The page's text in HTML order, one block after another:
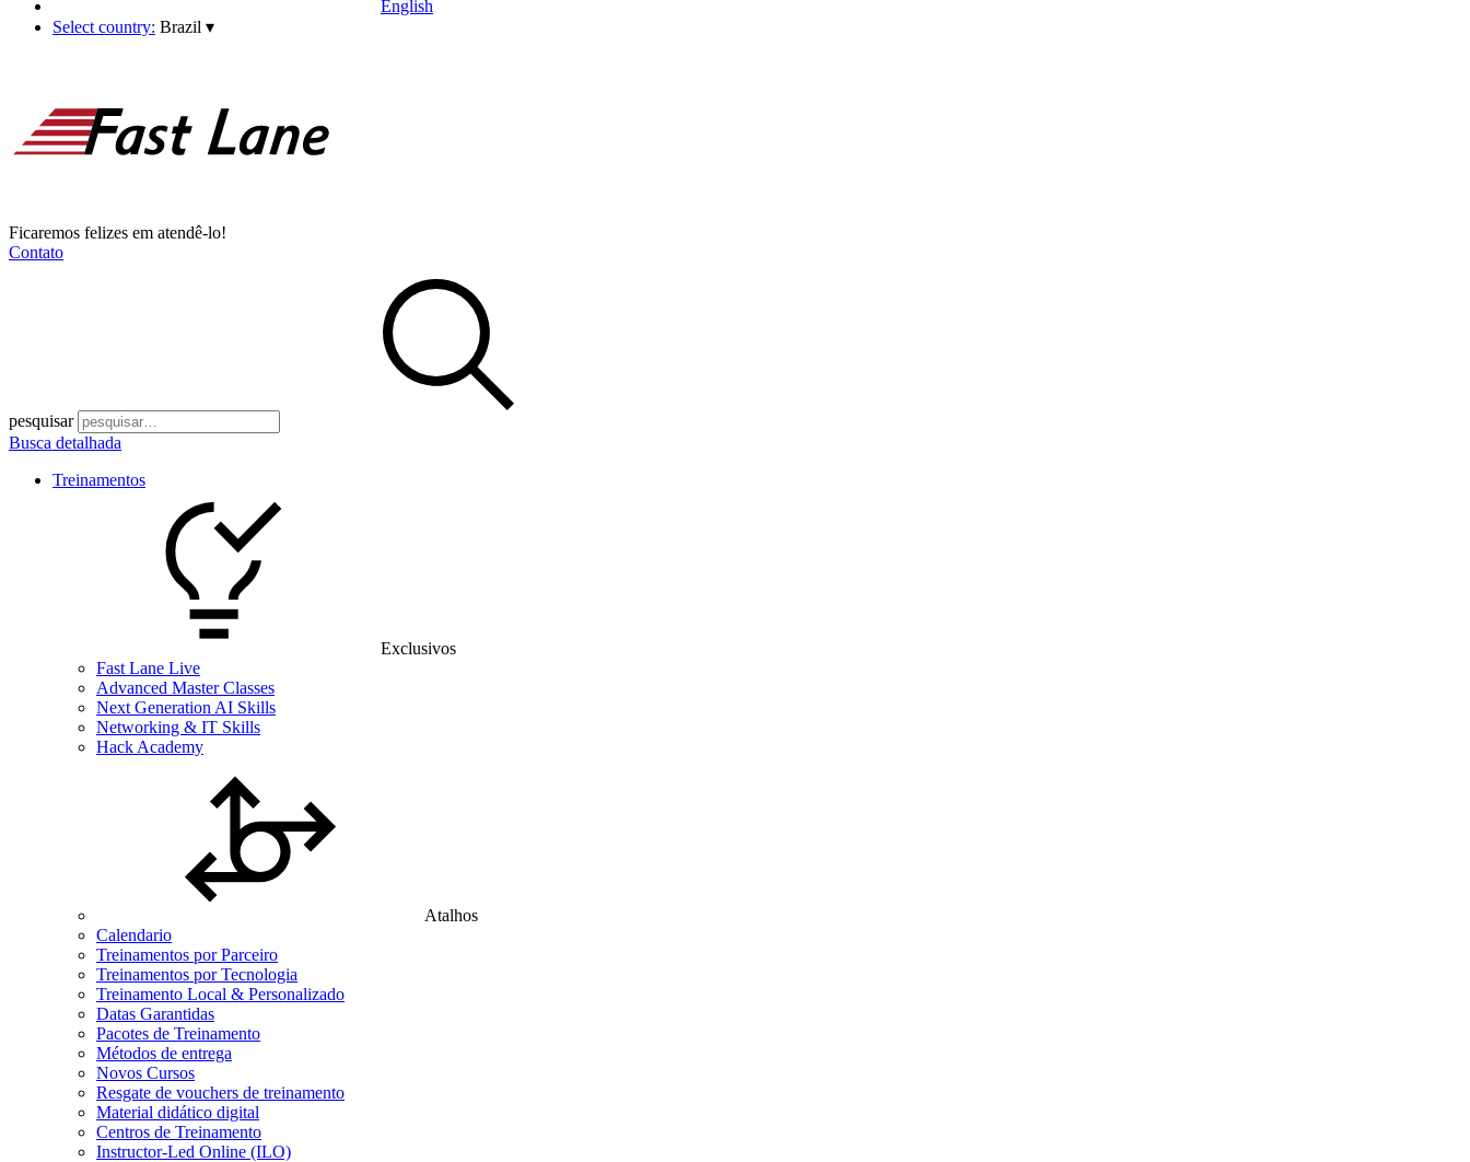
English
Select country: Brazil ▾
Ficaremos felizes em atendê-lo!
Contato
pesquisar
Busca detalhada
Treinamentos
Exclusivos
Fast Lane Live
Advanced Master Classes
Next Generation AI Skills
Networking & IT Skills
Hack Academy
Atalhos
Calendario
Treinamentos por Parceiro
Treinamentos por Tecnologia
Treinamento Local & Personalizado
Datas Garantidas
Pacotes de Treinamento
Métodos de entrega
Novos Cursos
Resgate de vouchers de treinamento
Material didático digital
Centros de Treinamento
Instructor-Led Online (ILO)